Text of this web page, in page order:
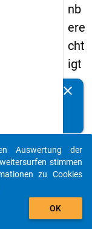
nb
ere
cht
igt
en
s
20
12
clear
auto_stories
add_shopping_cart
Auswertung der
stimmen
zu Cookies
OK